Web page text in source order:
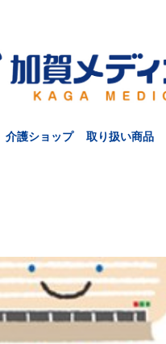
介護ショップ 取り扱い商品